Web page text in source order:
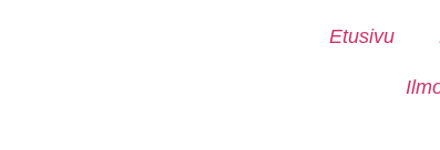
Etusivu